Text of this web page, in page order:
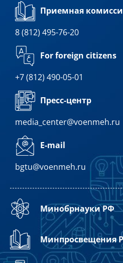
Приемная
8 (812) 495-76-20
For foreign citizens
+7 (812) 490-05-01
Пресс-центр
media_center@voenmeh.ru
E-mail
bgtu@voenmeh.ru
Минобрнауки РФ
Минпросвещения